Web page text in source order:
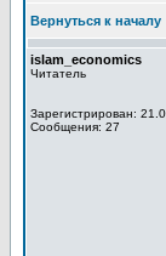
Вернуться к началу
islam_economics
Читатель
Зарегистрирован:
Сообщения: 27